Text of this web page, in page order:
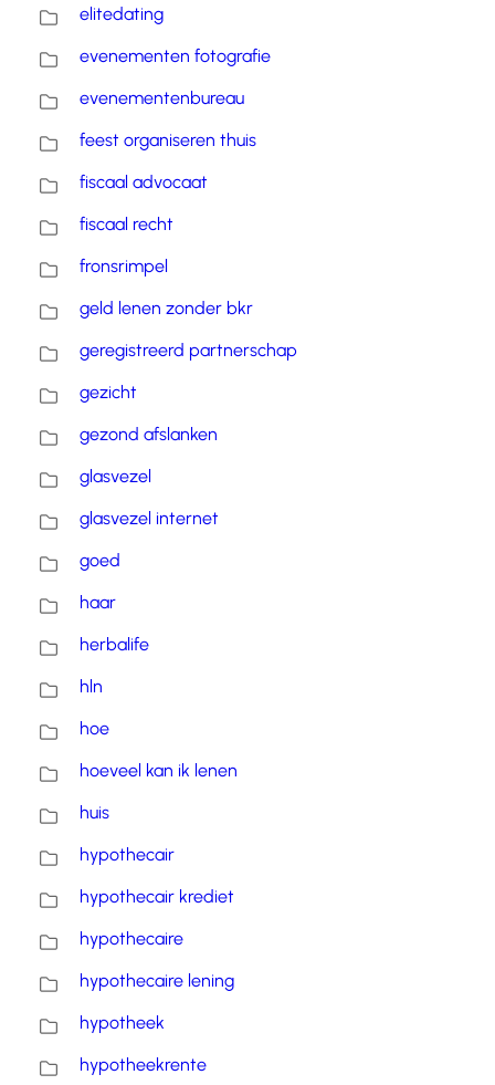
elitedating
evenementen fotografie
evenementenbureau
feest organiseren thuis
fiscaal advocaat
fiscaal recht
fronsrimpel
geld lenen zonder bkr
geregistreerd partnerschap
gezicht
gezond afslanken
glasvezel
glasvezel internet
goed
haar
herbalife
hln
hoe
hoeveel kan ik lenen
huis
hypothecair
hypothecair krediet
hypothecaire
hypothecaire lening
hypotheek
hypotheekrente